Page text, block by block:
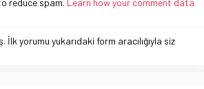
İlk yorumu yukarıdaki form aracılığıyla siz